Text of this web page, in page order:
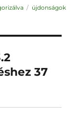
Címke
újdonságok
37